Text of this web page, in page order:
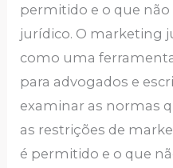
permitido e o que
jurídico. O marketing
como uma
para advogados e
examinar as normas
as restrições de
é permitido e o que